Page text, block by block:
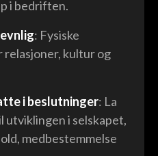
i bedriften.
: Fysiske
relasjoner, kultur og
i beslutninger: La
utviklingen i selskapet,
medbestemmelse